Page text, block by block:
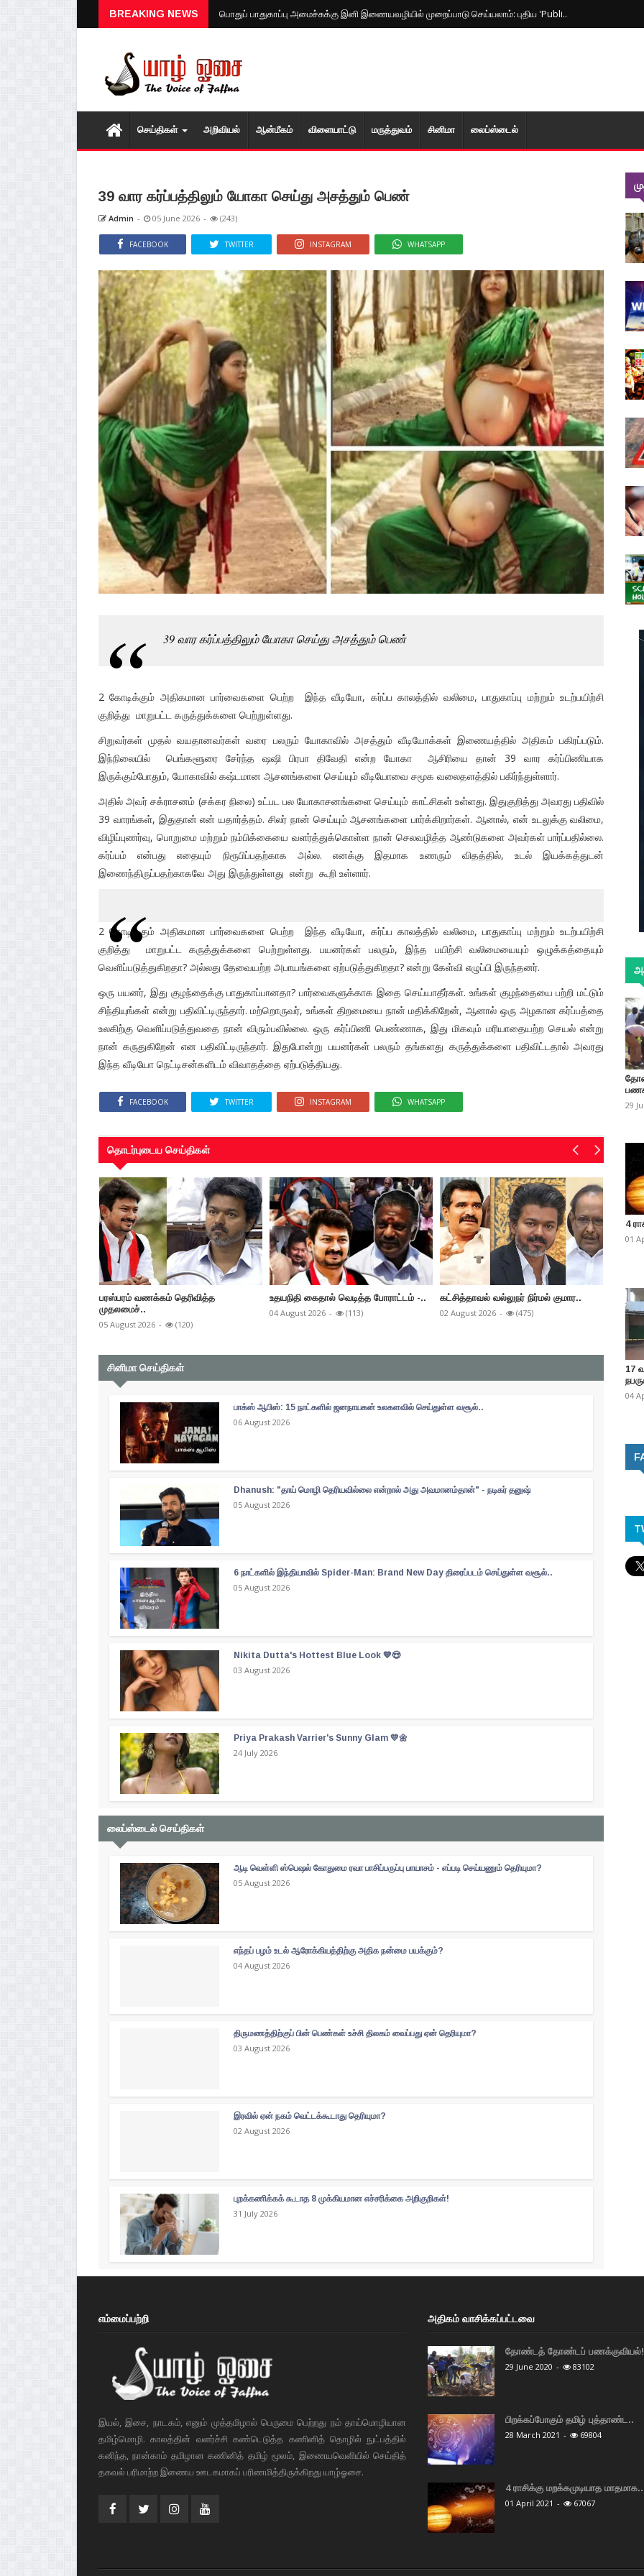
BREAKING NEWS
பொதுப் பாதுகாப்பு அமைச்சுக்கு இனி இணையவழியில் முறைப்பாடு செய்யலாம்: புதிய 'Publi..
செய்திகள் அறிவியல் ஆன்மீகம் விளையாட்டு மரு‌த்துவ‌ம் சினிமா லைப்ஸ்டைல்
39 வார கர்ப்பத்திலும் யோகா செய்து அசத்தும் பெண்
Admin - 05 June 2026 - (243)
FACEBOOK TWITTER INSTAGRAM WHATSAPP
39 வார கர்ப்பத்திலும் யோகா செய்து அசத்தும் பெண்
2 கோடிக்கும் அதிகமான பார்வைகளை பெற்ற இந்த வீடியோ, கர்ப்ப காலத்தில் வலிமை, பாதுகாப்பு மற்றும் உடற்பயிற்சி
குறித்து மாறுபட்ட கருத்துக்களை பெற்றுள்ளது.
சிறுவர்கள் முதல் வயதானவர்கள் வரை பலரும் யோகாவில் அசத்தும் வீடியோக்கள் இணையத்தில் அதிகம் பகிரப்படும்.
இந்நிலையில் பெங்களூரை சேர்ந்த ஷஷி பிரபா திவேதி என்ற யோகா ஆசிரியை தான் 39 வார கர்ப்பிணியாக
இருக்கும்போதும், யோகாவில் கஷ்டமான ஆசனங்களை செய்யும் வீடியோவை சமூக வலைதளத்தில் பகிர்ந்துள்ளார்.
அதில் அவர் சக்ராசனம் (சக்கர நிலை) உட்பட பல யோகாசனங்களை செய்யும் காட்சிகள் உள்ளது. இதுகுறித்து அவரது பதிவில்
39 வாரங்கள், இதுதான் என் யதார்த்தம். சிலர் நான் செய்யும் ஆசனங்களை பார்க்கிறார்கள். ஆனால், என் உடலுக்கு வலிமை,
விழிப்புணர்வு, பொறுமை மற்றும் நம்பிக்கையை வளர்த்துக்கொள்ள நான் செலவழித்த ஆண்டுகளை அவர்கள் பார்ப்பதில்லை.
கர்ப்பம் என்பது எதையும் நிரூபிப்பதற்காக அல்ல. எனக்கு இதமாக உணரும் விதத்தில், உடல் இயக்கத்துடன்
இணைந்திருப்பதற்காகவே அது இருந்துள்ளது என்று கூறி உள்ளார்.
2 கோடிக்கும் அதிகமான பார்வைகளை பெற்ற இந்த வீடியோ, கர்ப்ப காலத்தில் வலிமை, பாதுகாப்பு மற்றும் உடற்பயிற்சி
குறித்து மாறுபட்ட கருத்துக்களை பெற்றுள்ளது. பயனர்கள் பலரும், இந்த பயிற்சி வலிமையையும் ஒழுக்கத்தையும்
வெளிப்படுத்துகிறதா? அல்லது தேவையற்ற அபாயங்களை ஏற்படுத்துகிறதா? என்று கேள்வி எழுப்பி இருந்தனர்.
ஒரு பயனர், இது குழந்தைக்கு பாதுகாப்பானதா? பார்வைகளுக்காக இதை செய்யாதீர்கள். உங்கள் குழந்தையை பற்றி மட்டும்
சிந்தியுங்கள் என்று பதிவிட்டிருந்தார். மற்றொருவர், உங்கள் திறமையை நான் மதிக்கிறேன், ஆனால் ஒரு அழகான கர்ப்பத்தை
உலகிற்கு வெளிப்படுத்துவதை நான் விரும்பவில்லை. ஒரு கர்ப்பிணி பெண்ணாக, இது மிகவும் மரியாதையற்ற செயல் என்று
நான் கருதுகிறேன் என பதிவிட்டிருந்தார். இதுபோன்று பயனர்கள் பலரும் தங்களது கருத்துக்களை பதிவிட்டதால் அவரது
இந்த வீடியோ நெட்டிசன்களிடம் விவாதத்தை ஏற்படுத்தியது.
FACEBOOK TWITTER INSTAGRAM WHATSAPP
தொடர்புடைய செய்திகள்
பரஸ்பரம் வணக்கம் தெரிவித்த
முதலமைச்..
05 August 2026 - (120)
உதயநிதி கைதால் வெடித்த போராட்டம் -..
04 August 2026 - (113)
கட்சித்தாவல் வல்லுநர் நிர்மல் குமார..
02 August 2026 - (475)
CM
31 July
சினிமா செய்திகள்
பாக்ஸ் ஆபிஸ்: 15 நாட்களில் ஜனநாயகன் உலகளவில் செய்துள்ள வசூல்..
06 August 2026
Dhanush: "தாய் மொழி தெரியவில்லை என்றால் அது அவமானம்தான்" - நடிகர் தனுஷ்
05 August 2026
6 நாட்களில் இந்தியாவில் Spider-Man: Brand New Day திரைப்படம் செய்துள்ள வசூல்..
05 August 2026
Nikita Dutta's Hottest Blue Look 💙😍
03 August 2026
Priya Prakash Varrier's Sunny Glam 💛🌼
24 July 2026
லைப்ஸ்டைல் செய்திகள்
ஆடி வெள்ளி ஸ்பெஷல் கோதுமை ரவா பாசிப்பருப்பு பாயாசம் - எப்படி செய்யணும் தெரியுமா?
05 August 2026
எந்தப் பழம் உடல் ஆரோக்கியத்திற்கு அதிக நன்மை பயக்கும்?
04 August 2026
திருமணத்திற்குப் பின் பெண்கள் உச்சி திலகம் வைப்பது ஏன் தெரியுமா?
03 August 2026
இரவில் ஏன் நகம் வெட்டக்கூடாது தெரியுமா?
02 August 2026
புறக்கணிக்கக் கூடாத 8 முக்கியமான எச்சரிக்கை அறிகுறிகள்!
31 July 2026
29
4
01
17
04
எம்மைப்பற்றி
இயல், இசை, நாடகம், எனும் முத்தமிழால் பெருமை பெற்றது நம் தாய்மொழியான
தமிழ்மொழி. காலத்தின் வளர்ச்சி கண்டெடுத்த கணினித் தொழில் நுட்பத்தில்
கனிந்த, நான்காம் தமிழான கணினித் தமிழ் மூலம், இணையவெளியில் செய்தித்
தகவல் பரிமாற்ற இணைய ஊடகமாகப் பரிணமித்திருக்கிறது யாழ்ஓசை.
அதிகம் வாசிக்கப்பட்டவை
தோண்டத் தோண்டப் பணக்குவியல்!
29 June 2020 - 83102
பிறக்கப்போகும் தமிழ் புத்தாண்ட..
28 March 2021 - 69804
4 ராசிக்கு மறக்கமுடியாத மாதமாக..
01 April 2021 - 67067